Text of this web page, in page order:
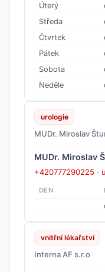
Úterý
Středa
Čtvrtek
Pátek
Sobota
Neděle
urologie
MUDr. Miroslav
MUDr. Miroslav
+420777290225 ·
DEN
vnitřní lékařství
Interna AF s.r.o